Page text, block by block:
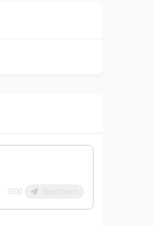
1500 Speichern